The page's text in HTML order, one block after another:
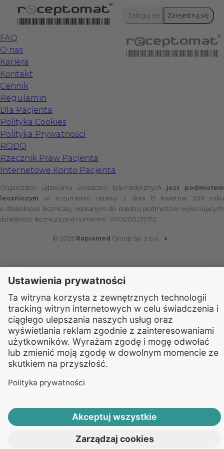
Zaloguj się Zarejestruj się
FAQ
O nas
Kariera
Kontakt
Cennik
Regulamin
Dla Pacjenta
Polityka Cookies
Polityka Prywatności
RODO
Rzecznik Praw Pacjenta
Internetowe Konto Pacjenta
Organizator udzielania świadczeń telemedycznych jest podmiotem
leczniczym w rozumieniu ustawy z dnia 15 kwietnia 2011 roku
o działalności leczniczej, wpisanym do rejestru podmiotów wykonujących
działalność leczniczą pod numerem: 000000229172.
© 2026 Rapiomed Group Sp. z o.o. ●